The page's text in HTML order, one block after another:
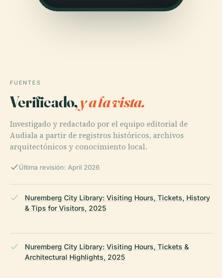
FUENTES
Verificado,y a la vista.
Investigado y redactado por el equipo editorial de
Audiala a partir de registros históricos, archivos
arquitectónicos y conocimiento local.
Última revisión: April 2026
Nuremberg City Library: Visiting Hours, Tickets, History
& Tips for Visitors, 2025
Nuremberg City Library: Visiting Hours, Tickets &
Architectural Highlights, 2025